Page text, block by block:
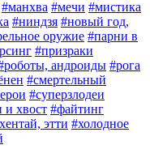
#манхва #мечи #мистика
#ниндзя #новый год,
оружие #парни в
#призраки
андроиды #рога
#смертельный
#суперзлодеи
и хвост #файтинг
этти #холодное